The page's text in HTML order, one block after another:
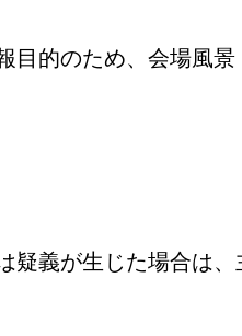
目的のため、会場風
疑義が生じた場合は